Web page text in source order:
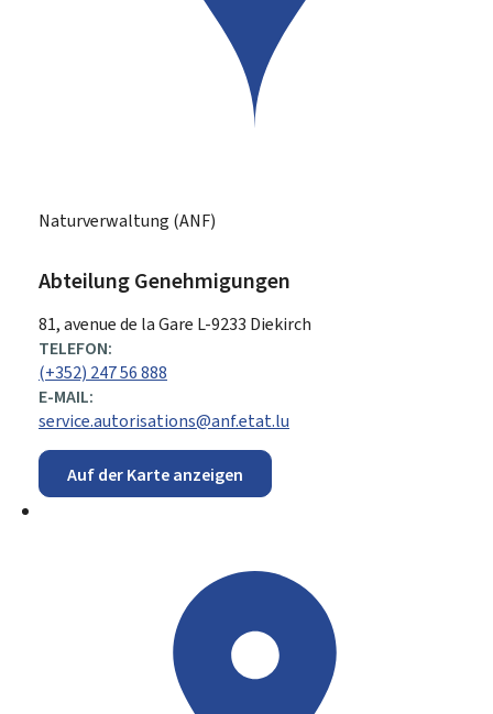
Naturverwaltung (ANF)
Abteilung Genehmigungen
ADRESSE:
81, avenue de la Gare L-9233 Diekirch
TELEFON:
(+352) 247 56 888
E-MAIL:
service.autorisations@anf.etat.lu
Auf der Karte anzeigen